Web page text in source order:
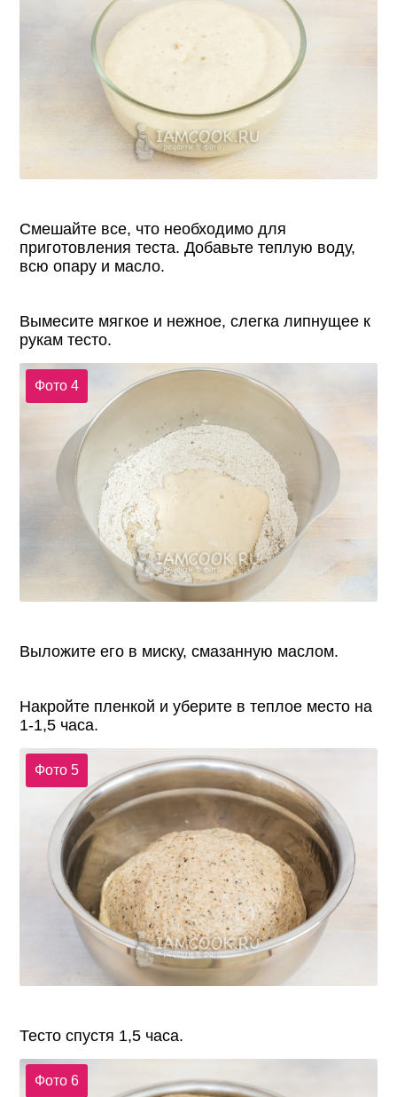
Смешайте все, что необходимо для
приготовления теста. Добавьте теплую воду,
всю опару и масло.
Вымесите мягкое и нежное, слегка липнущее к
рукам тесто.
Фото 4
Выложите его в миску, смазанную маслом.
Накройте пленкой и уберите в теплое место на
1-1,5 часа.
Фото 5
Тесто спустя 1,5 часа.
Фото 6